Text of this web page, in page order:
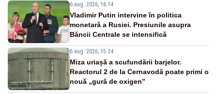
6 aug. 2026, 16:14
Vladimir Putin intervine în politica
monetară a Rusiei. Presiunile asupra
Băncii Centrale se intensifică
6 aug. 2026, 15:24
Miza uriașă a scufundării barjelor.
Reactorul 2 de la Cernavodă poate primi o
nouă „gură de oxigen”